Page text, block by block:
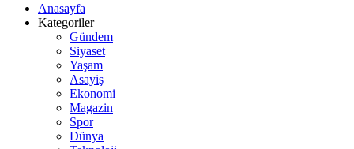
Anasayfa
Kategoriler
Gündem
Siyaset
Yaşam
Asayiş
Ekonomi
Magazin
Spor
Dünya